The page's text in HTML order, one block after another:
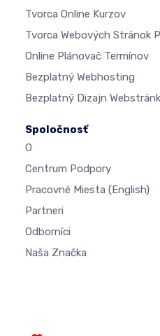
Tvorca Online Kurzov
Tvorca Webových Stránok
Online Plánovač Termínov
Bezplatný Webhosting
Bezplatný Dizajn
Spoločnosť
O
Centrum Podpory
Pracovné Miesta (English)
Partneri
Odborníci
Naša Značka